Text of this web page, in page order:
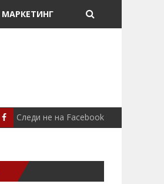
МАРКЕТИНГ
СЦЕНА СЕВЕРИНА ВО
Следи не на Facebook